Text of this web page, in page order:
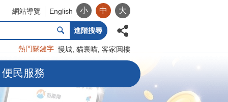
網站導覽 English 小 中 大
進階搜尋
熱門關鍵字 慢城 貓裏喵 客家圓樓
便民服務